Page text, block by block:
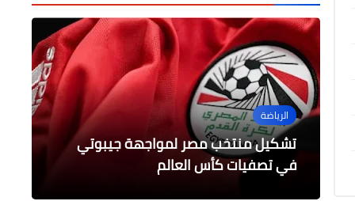
الرياضة
منتخب مصر يستهل مشواره في تصفيات
كأس العالم بسداسية وسوبر هاتريك
صلاح
الرياضة
عاجل : مصر تتأهل إلى نهائي كأس العالم
لكرة الطائرة جلوس
الرياضة
تشكيل منتخب مصر لمواجهة جيبوتي
في تصفيات كأس العالم
منوعات
زيارة إلى برج القاهرة بالجزيرة
الرياضة
تشكيل منتخب مصر المتوقع لمواجهة
جيبوتي